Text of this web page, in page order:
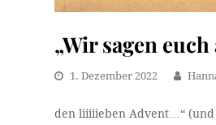
„Wir sagen
1. Dezember 2022
den liiiiieben Advent…“ (und